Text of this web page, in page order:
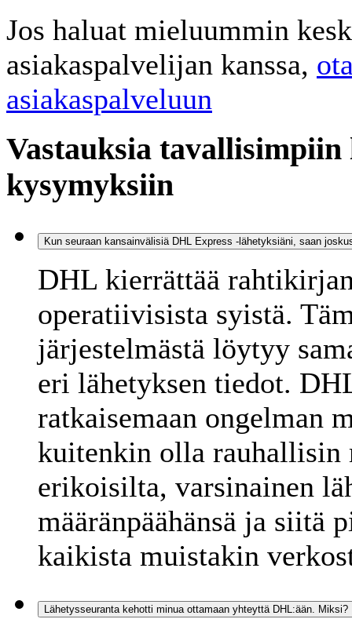
Jos haluat mieluummin
asiakaspalvelijan kanssa,
asiakaspalveluun
Vastauksia tavallisimpiin
kysymyksiin
Kun seuraan kansainvälisiä DHL Express -lähetyksiäni, saan
DHL kierrättää
operatiivisista syistä.
järjestelmästä löytyy
eri lähetyksen tiedot.
ratkaisemaan ongelman
kuitenkin olla
erikoisilta, varsinainen
määränpäähänsä ja siitä
kaikista muistakin
Lähetysseuranta kehotti minua ottamaan yhteyttä DHL:ään. Miksi?